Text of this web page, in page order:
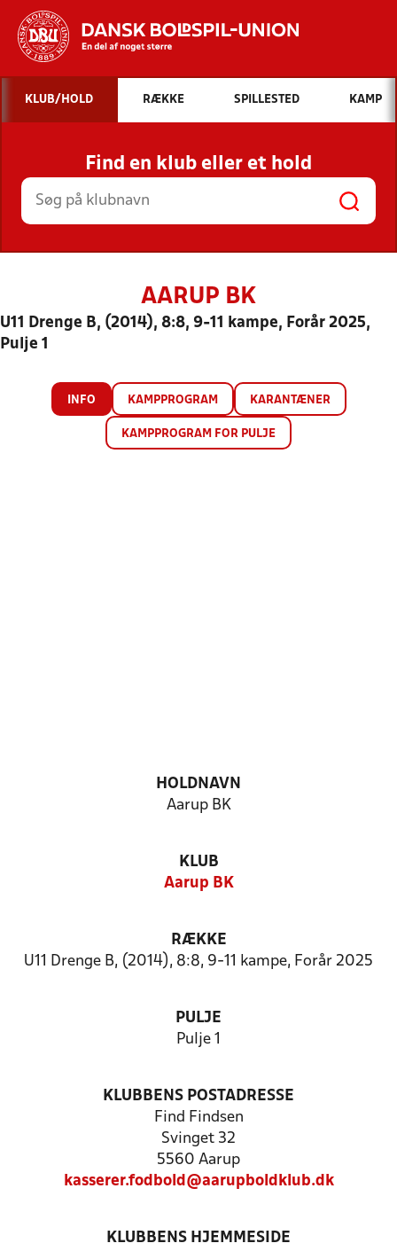
Hvad vil du søge efter?
INDHOLD OG NYHEDER
STILLINGER, RESULTATER, KLUBBER OG
HOLD
KLUB/HOLD RÆKKE SPILLESTED KAMP
Find en klub eller et hold
AARUP BK
U11 Drenge B, (2014), 8:8, 9-11 kampe, Forår 2025,
Pulje 1
INFO KAMPPROGRAM KARANTÆNER
KAMPPROGRAM FOR PULJE
HOLDNAVN
Aarup BK
KLUB
Aarup BK
RÆKKE
U11 Drenge B, (2014), 8:8, 9-11 kampe, Forår 2025
PULJE
Pulje 1
KLUBBENS POSTADRESSE
Find Findsen
Svinget 32
5560 Aarup
kasserer.fodbold@aarupboldklub.dk
KLUBBENS HJEMMESIDE